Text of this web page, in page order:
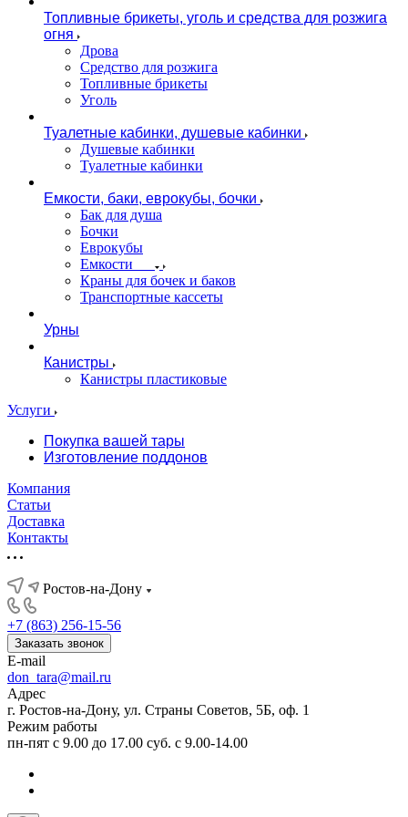
Топливные брикеты, уголь и средства для розжига
огня
Дрова
Средство для розжига
Топливные брикеты
Уголь
Туалетные кабинки, душевые кабинки
Душевые кабинки
Туалетные кабинки
Емкости, баки, еврокубы, бочки
Бак для душа
Бочки
Еврокубы
Емкости
Краны для бочек и баков
Транспортные кассеты
Урны
Канистры
Канистры пластиковые
Услуги
Покупка вашей тары
Изготовление поддонов
Компания
Статьи
Доставка
Контакты
Ростов-на-Дону
+7 (863) 256-15-56
Заказать звонок
E-mail
don_tara@mail.ru
Адрес
г. Ростов-на-Дону, ул. Страны Советов, 5Б, оф. 1
Режим работы
пн-пят с 9.00 до 17.00 суб. с 9.00-14.00